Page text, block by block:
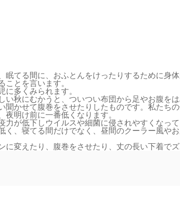
眠てる間に、おふとんをけったりするために身
ことを言います。
に多くみられます。
い秋にむかうと、ついつい布団から足やお腹を
聞かせて腹巻をさせたりしたものです。私たち
夜明け前に一番低くなります。
力が低下しウイルスや細菌に侵されやすくなって
く、寝てる間だけでなく、昼間のクーラー風や
に変えたり、腹巻をさせたり、丈の長い下着で